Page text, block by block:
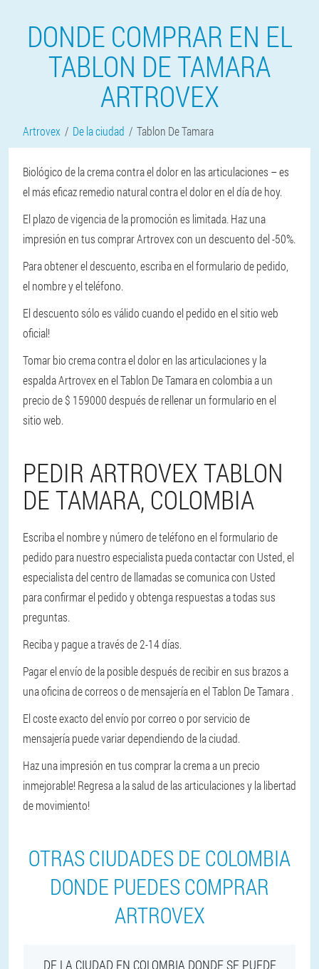
DONDE COMPRAR EN EL
TABLON DE TAMARA
ARTROVEX
Artrovex De la ciudad Tablon De Tamara
Biológico de la crema contra el dolor en las articulaciones – es
el más eficaz remedio natural contra el dolor en el día de hoy.
El plazo de vigencia de la promoción es limitada. Haz una
impresión en tus comprar Artrovex con un descuento del -50%.
Para obtener el descuento, escriba en el formulario de pedido,
el nombre y el teléfono.
El descuento sólo es válido cuando el pedido en el sitio web
oficial!
Tomar bio crema contra el dolor en las articulaciones y la
espalda Artrovex en el Tablon De Tamara en colombia a un
precio de $ 159000 después de rellenar un formulario en el
sitio web.
PEDIR ARTROVEX TABLON
DE TAMARA, COLOMBIA
Escriba el nombre y número de teléfono en el formulario de
pedido para nuestro especialista pueda contactar con Usted, el
especialista del centro de llamadas se comunica con Usted
para confirmar el pedido y obtenga respuestas a todas sus
preguntas.
Reciba y pague a través de 2-14 días.
Pagar el envío de la posible después de recibir en sus brazos a
una oficina de correos o de mensajería en el Tablon De Tamara .
El coste exacto del envío por correo o por servicio de
mensajería puede variar dependiendo de la ciudad.
Haz una impresión en tus comprar la crema a un precio
inmejorable! Regresa a la salud de las articulaciones y la libertad
de movimiento!
OTRAS CIUDADES DE COLOMBIA
DONDE PUEDES COMPRAR
ARTROVEX
DE LA CIUDAD EN COLOMBIA DONDE SE PUEDE